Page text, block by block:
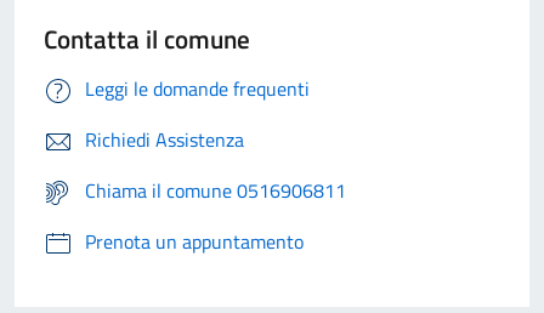
Contatta il comune
Leggi le domande frequenti
Richiedi Assistenza
Chiama il comune 0516906811
Prenota un appuntamento